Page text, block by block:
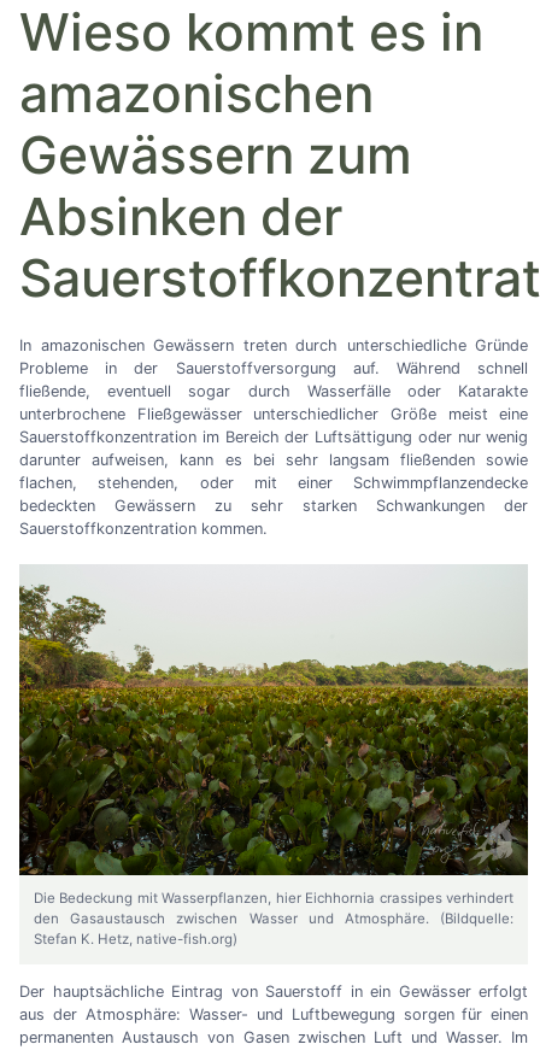
Wieso kommt es in
amazonischen
Gewässern zum
Absinken der
In amazonischen Gewässern treten durch unterschiedliche Gründe
Probleme in der Sauerstoffversorgung auf. Während schnell
fließende, eventuell sogar durch Wasserfälle oder Katarakte
unterbrochene Fließgewässer unterschiedlicher Größe meist eine
Sauerstoffkonzentration im Bereich der Luftsättigung oder nur wenig
darunter aufweisen, kann es bei sehr langsam fließenden sowie
flachen, stehenden, oder mit einer Schwimmpflanzendecke
bedeckten Gewässern zu sehr starken Schwankungen der
Sauerstoffkonzentration kommen.
Die Bedeckung mit Wasserpflanzen, hier Eichhornia crassipes verhindert
den Gasaustausch zwischen Wasser und Atmosphäre. (Bildquelle:
Stefan K. Hetz, native-fish.org)
Der hauptsächliche Eintrag von Sauerstoff in ein Gewässer erfolgt
aus der Atmosphäre: Wasser- und Luftbewegung sorgen für einen
permanenten Austausch von Gasen zwischen Luft und Wasser. Im